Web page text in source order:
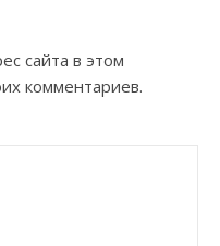
сайта в этом
комментариев.